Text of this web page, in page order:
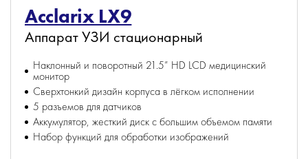
Acclarix LX9
Аппарат УЗИ стационарный
Наклонный и поворотный 21.5” HD LCD медицинский
монитор
Сверхтонкий дизайн корпуса в лёгком исполнении
5 разъемов для датчиков
Аккумулятор, жесткий диск с большим объемом памяти
Набор функций для обработки изображений